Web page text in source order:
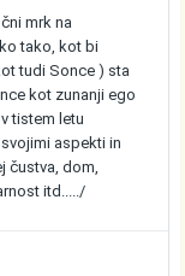
mrk na
tako, kot bi
tudi Sonce ) sta
kot zunanji ego
tistem letu
aspekti in
dom,
itd...../